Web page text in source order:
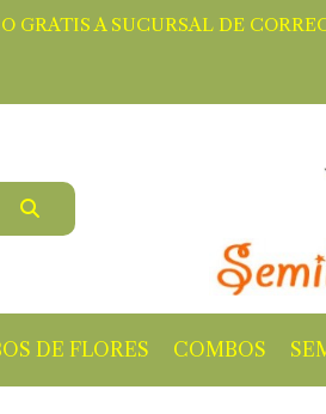
GRATIS A SUCURSAL DE
DE FLORES COMBOS